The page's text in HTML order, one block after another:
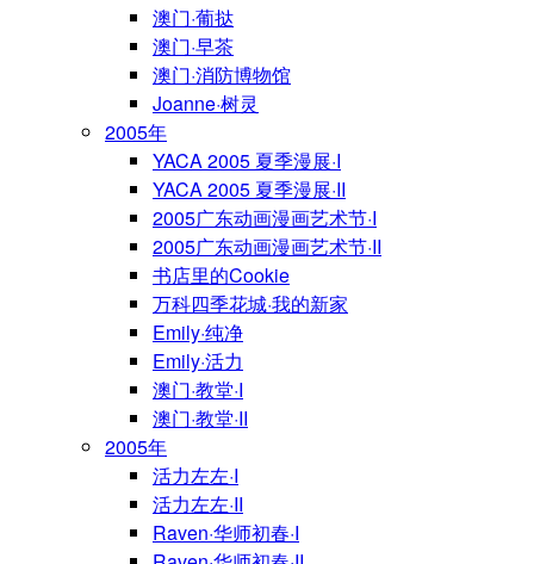
澳门·葡挞
澳门·早茶
澳门·消防博物馆
Joanne·树灵
2005年
YACA 2005 夏季漫展·I
YACA 2005 夏季漫展·II
2005广东动画漫画艺术节·I
2005广东动画漫画艺术节·II
书店里的Cookie
万科四季花城·我的新家
Emily·纯净
Emily·活力
澳门·教堂·I
澳门·教堂·II
2005年
活力左左·I
活力左左·II
Raven·华师初春·I